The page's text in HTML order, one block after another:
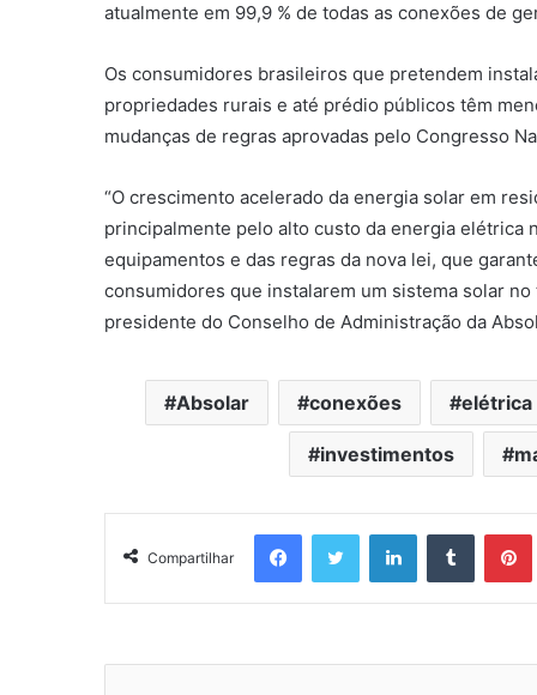
atualmente em 99,9 % de todas as conexões de
Os consumidores brasileiros que pretendem
propriedades rurais e até prédio públicos têm
mudanças de regras aprovadas pelo Congresso
“O crescimento acelerado da energia solar em
principalmente pelo alto custo da energia elétrica
equipamentos e das regras da nova lei, que
consumidores que instalarem um sistema solar
presidente do Conselho de Administração da
Absolar conexões elétrica
investimentos
Compartilhar